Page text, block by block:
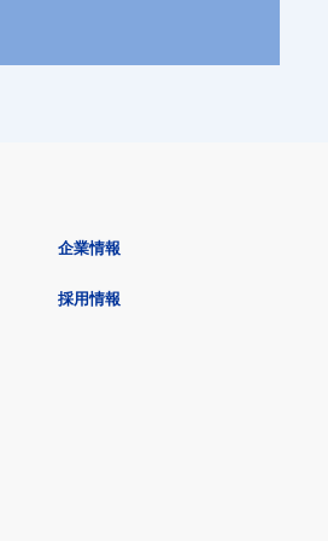
企業情報
採用情報